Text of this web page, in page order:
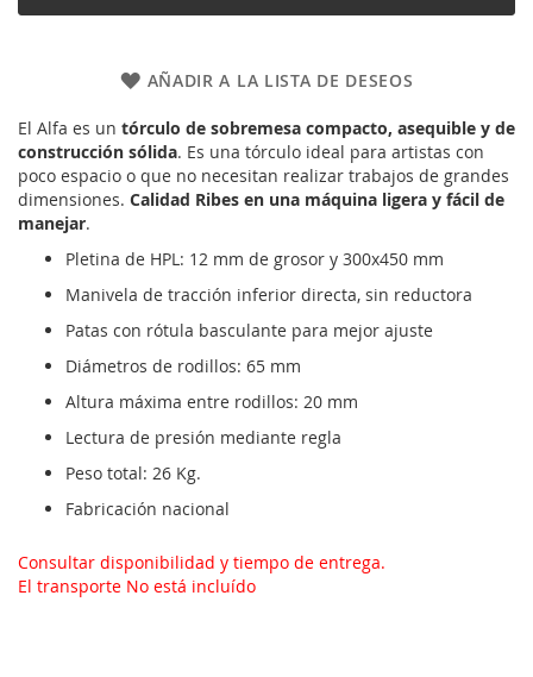
AÑADIR A LA LISTA DE DESEOS
El Alfa es un tórculo de sobremesa compacto, asequible y de
construcción sólida. Es una tórculo ideal para artistas con
poco espacio o que no necesitan realizar trabajos de grandes
dimensiones. Calidad Ribes en una máquina ligera y fácil de
manejar.
Pletina de HPL: 12 mm de grosor y 300x450 mm
Manivela de tracción inferior directa, sin reductora
Patas con rótula basculante para mejor ajuste
Diámetros de rodillos: 65 mm
Altura máxima entre rodillos: 20 mm
Lectura de presión mediante regla
Peso total: 26 Kg.
Fabricación nacional
Consultar disponibilidad y tiempo de entrega.
El transporte No está incluído